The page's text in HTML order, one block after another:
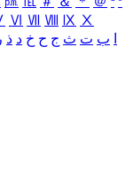
Ⅵ Ⅶ Ⅷ Ⅸ Ⅹ
ب ت ث ج ح خ د ذ ر